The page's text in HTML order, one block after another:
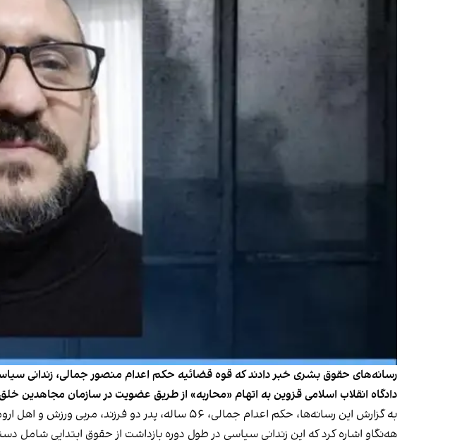
دادگاه انقلاب اسلامی قزوین به اتهام «محاربه» از طریق عضویت در سازمان مجاهدین
به گزارش این رسانه‌ها، حکم اعدام جمالی، ۵٦ ساله، پدر دو فرزند، مربی ورزش و اهل ارومیه، پس از تایید در دیوان عالی کشور، روز دهم فروردین به صورت رسمی به او ابلاغ شده است.
هه‌نگاو اشاره کرد که این زندانی سیاسی در طول دوره بازداشت از حقوق ابتدایی شامل